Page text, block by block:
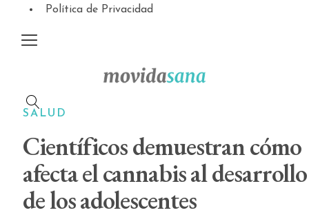
Política de Privacidad
SALUD
Científicos demuestran cómo
afecta el cannabis al desarrollo
de los adolescentes